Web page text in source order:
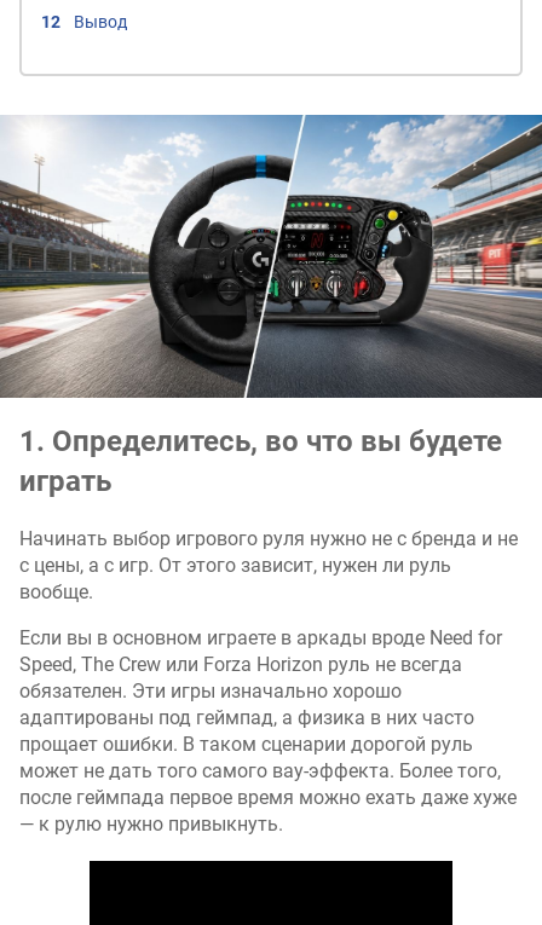
Вывод
1. Определитесь, во что вы будете
играть
Начинать выбор игрового руля нужно не с бренда и не
с цены, а с игр. От этого зависит, нужен ли руль
вообще.
Если вы в основном играете в аркады вроде Need for
Speed, The Crew или Forza Horizon руль не всегда
обязателен. Эти игры изначально хорошо
адаптированы под геймпад, а физика в них часто
прощает ошибки. В таком сценарии дорогой руль
может не дать того самого вау-эффекта. Более того,
после геймпада первое время можно ехать даже хуже
— к рулю нужно привыкнуть.